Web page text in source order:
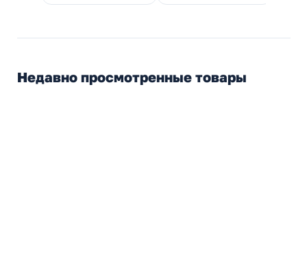
Недавно просмотренные товары